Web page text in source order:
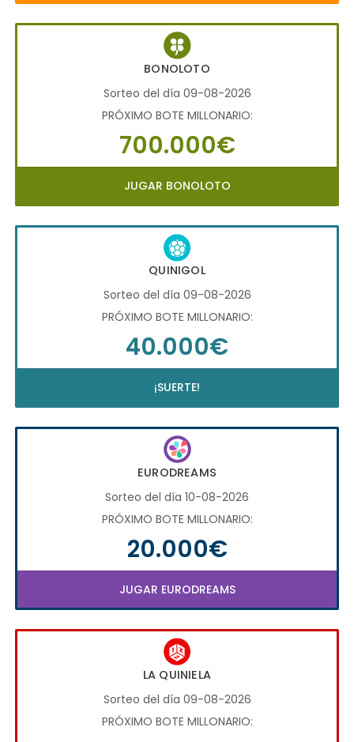
BONOLOTO
Sorteo del día 09-08-2026
PRÓXIMO BOTE MILLONARIO:
700.000€
JUGAR BONOLOTO
QUINIGOL
Sorteo del día 09-08-2026
PRÓXIMO BOTE MILLONARIO:
40.000€
¡SUERTE!
EURODREAMS
Sorteo del día 10-08-2026
PRÓXIMO BOTE MILLONARIO:
20.000€
JUGAR EURODREAMS
LA QUINIELA
Sorteo del día 09-08-2026
PRÓXIMO BOTE MILLONARIO: